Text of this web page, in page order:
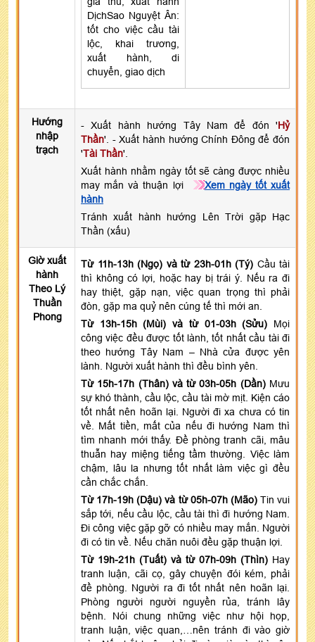
DịchSao Nguyệt Ân:
tốt cho việc cầu tài
lộc, khai trương,
xuất hành, di
chuyển, giao dịch
Hướng
nhập
trạch
- Xuất hành hướng Tây Nam để đón 'Hỷ
Thần'. - Xuất hành hướng Chính Đông để đón
'Tài Thần'.
Xuất hành nhằm ngày tốt sẽ càng được nhiều
may mắn và thuận lợi
Xem ngày tốt xuất
hành
Tránh xuất hành hướng Lên Trời gặp Hạc
Thần (xấu)
Giờ xuất
hành
Theo Lý
Thuần
Phong
Từ 11h-13h (Ngọ) và từ 23h-01h (Tý) Cầu tài
thì không có lợi, hoặc hay bị trái ý. Nếu ra đi
hay thiệt, gặp nạn, việc quan trọng thì phải
đòn, gặp ma quỷ nên cúng tế thì mới an.
Từ 13h-15h (Mùi) và từ 01-03h (Sửu)
Mọi
công việc đều được tốt lành, tốt nhất cầu tài đi
theo hướng Tây Nam – Nhà cửa được yên
lành. Người xuất hành thì đều bình yên.
Từ 15h-17h (Thân) và từ 03h-05h (Dần) Mưu
sự khó thành, cầu lộc, cầu tài mờ mịt. Kiện cáo
tốt nhất nên hoãn lại. Người đi xa chưa có tin
về. Mất tiền, mất của nếu đi hướng Nam thì
tìm nhanh mới thấy. Đề phòng tranh cãi, mâu
thuẫn hay miệng tiếng tầm thường. Việc làm
chậm, lâu la nhưng tốt nhất làm việc gì đều
cần chắc chắn.
Từ 17h-19h (Dậu) và từ 05h-07h (Mão) Tin vui
sắp tới, nếu cầu lộc, cầu tài thì đi hướng Nam.
Đi công việc gặp gỡ có nhiều may mắn. Người
đi có tin về. Nếu chăn nuôi đều gặp thuận lợi.
Từ 19h-21h (Tuất) và từ 07h-09h (Thìn) Hay
tranh luận, cãi cọ, gây chuyện đói kém, phải
đề phòng. Người ra đi tốt nhất nên hoãn lại.
Phòng người người nguyền rủa, tránh lây
bệnh. Nói chung những việc như hội họp,
tranh luận, việc quan,…nên tránh đi vào giờ